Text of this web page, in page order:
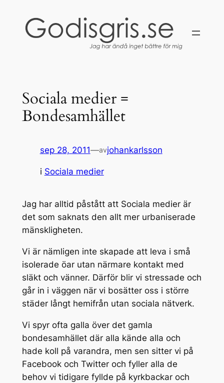
innehåll
Sociala medier =
Bondesamhället
sep 28, 2011—avjohankarlsson
i Sociala medier
Jag har alltid påstått att Sociala medier är
det som saknats den allt mer urbaniserade
mänskligheten.
Vi är nämligen inte skapade att leva i små
isolerade öar utan närmare kontakt med
släkt och vänner. Därför blir vi stressade och
går in i väggen när vi bosätter oss i större
städer långt hemifrån utan sociala nätverk.
Vi spyr ofta galla över det gamla
bondesamhället där alla kände alla och
hade koll på varandra, men sen sitter vi på
Facebook och Twitter och fyller alla de
behov vi tidigare fyllde på kyrkbackar och